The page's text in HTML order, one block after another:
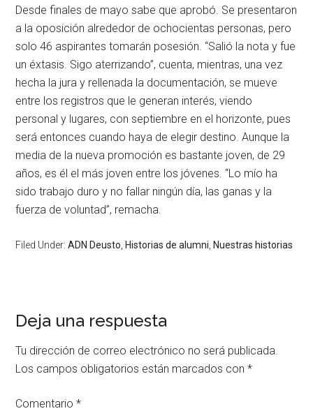
Desde finales de mayo sabe que aprobó. Se presentaron
a la oposición alrededor de ochocientas personas, pero
solo 46 aspirantes tomarán posesión. “Salió la nota y fue
un éxtasis. Sigo aterrizando”, cuenta, mientras, una vez
hecha la jura y rellenada la documentación, se mueve
entre los registros que le generan interés, viendo
personal y lugares, con septiembre en el horizonte, pues
será entonces cuando haya de elegir destino. Aunque la
media de la nueva promoción es bastante joven, de 29
años, es él el más joven entre los jóvenes. “Lo mío ha
sido trabajo duro y no fallar ningún día, las ganas y la
fuerza de voluntad”, remacha.
Filed Under:ADN Deusto Historias de alumni Nuestras historias
Deja una respuesta
Tu dirección de correo electrónico no será publicada.
Los campos obligatorios están marcados con*
Comentario*